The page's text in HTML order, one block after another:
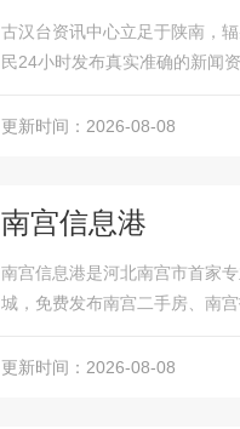
古汉台资讯中心立足于陕南，
民24小时发布真实准确的新闻
更新时间：2026-08-08
南宫信息港
南宫信息港是河北南宫市首家
城，免费发布南宫二手房、南
更新时间：2026-08-08